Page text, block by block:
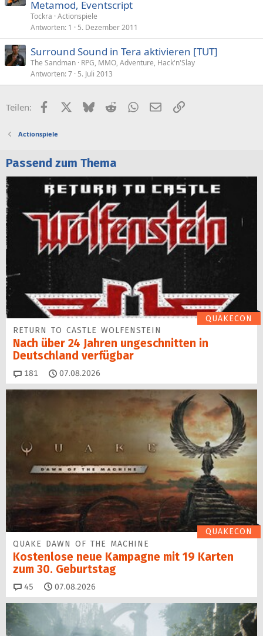
Metamod, Eventscript
Tockra Actionspiele
Antworten 1 5. Dezember 2011
Surround Sound in Tera aktivieren [TUT]
The Sandman RPG, MMO, Adventure, Hack'n'Slay
Antworten 7 5. Juli 2013
Teilen: FacebookX (Twitter)
BlueskyRedditWhatsApp
E-MailLink
Actionspiele
Passend zum Thema
QUAKECON
RETURN TO CASTLE WOLFENSTEIN
Nach über 24 Jahren ungeschnitten in
Deutschland verfügbar
181 Kommentare
07.08.2026
QUAKECON
QUAKE DAWN OF THE MACHINE
Kostenlose neue Kampagne mit 19 Karten
zum 30. Geburtstag
45 Kommentare
07.08.2026